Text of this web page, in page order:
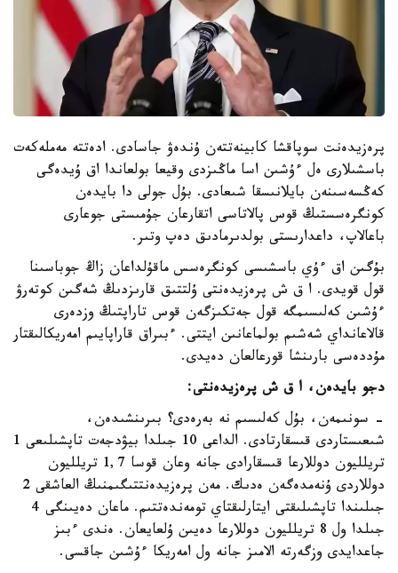
پرەزيدەنت سوپاقشا كابينەتتەن ۇندەۋ جاسادى. ادەتتە مەملەكەت
باسشىلارى ەل ءۇشىن اسا ماڭىزدى وقيعا بولعاندا اق ۇيدەگى
كەڭسەسىنەن بايلانىسقا شىعادى. بۇل جولى دا بايدەن
كونگرەسستىڭ قوس پالاتاسى اتقارعان جۇمىستى جوعارى
باعالاپ، داعدارىستى بولدىرمادىق دەپ وتىر.
بۇگىن اق ءۇي باسشىسى كونگرەسس ماقۇلداعان زاڭ جوباسىنا
قول قويدى. ا ق ش پرەزيدەنتى ۇلتتىق قارىزدىڭ شەگىن كوتەرۋ
ءۇشىن كەلىسىمگە قول جەتكىزگەن قوس تاراپتىڭ وزدەرى
قالاعانداي شەشىم بولماعانىن ايتتى. ءبىراق قاراپايىم امەريكالىقتار
مۇددەسى بارىنشا قورعالعان دەيدى.
دجو بايدەن، ا ق ش پرەزيدەنتى:
- سونىمەن، بۇل كەلىسىم نە بەرەدى؟ بىرىنشىدەن،
شىعىستاردى قىسقارتادى. الداعى 10 جىلدا بيۋدجەت تاپشىلىعى 1
تريلليون دوللارعا قىسقارادى جانە وعان قوسا 1,7 تريلليون
دوللاردى ۇنەمدەگەن ەدىك. مەن پرەزيدەنتتىگىمنىڭ العاشقى 2
جىلىندا تاپشىلىقتى ايتارلىقتاي تومەندەتتىم. ماعان دەيىنگى 4
جىلدا ول 8 تريلليون دوللارعا دەيىن ۇلعايعان. ەندى ءبىز
جاعدايدى وزگەرتە الامىز جانە ول امەريكا ءۇشىن جاقسى.